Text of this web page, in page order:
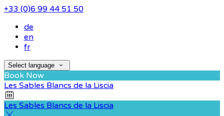
+33 (0)6 99 44 51 50
de
en
fr
Select language
Book Now
Les Sables Blancs de la Liscia
Les Sables Blancs de la Liscia